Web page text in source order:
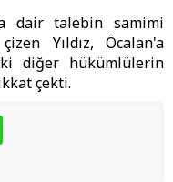
dair talebin samimi
Yıldız, Öcalan'a
diğer hükümlülerin
çekti.